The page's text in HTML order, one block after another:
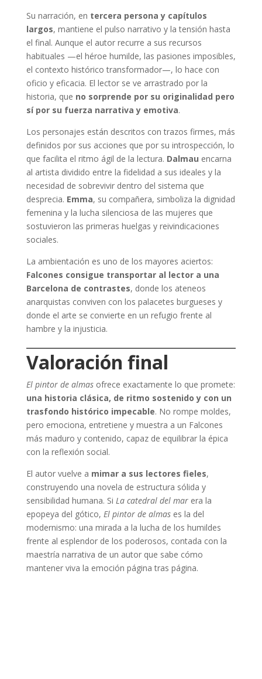
Su narración, en tercera persona y capítulos
largos, mantiene el pulso narrativo y la tensión hasta
el final. Aunque el autor recurre a sus recursos
habituales —el héroe humilde, las pasiones imposibles,
el contexto histórico transformador—, lo hace con
oficio y eficacia. El lector se ve arrastrado por la
historia, que no sorprende por su originalidad pero
sí por su fuerza narrativa y emotiva.
Los personajes están descritos con trazos firmes, más
definidos por sus acciones que por su introspección, lo
que facilita el ritmo ágil de la lectura. Dalmau encarna
al artista dividido entre la fidelidad a sus ideales y la
necesidad de sobrevivir dentro del sistema que
desprecia. Emma, su compañera, simboliza la dignidad
femenina y la lucha silenciosa de las mujeres que
sostuvieron las primeras huelgas y reivindicaciones
sociales.
La ambientación es uno de los mayores aciertos:
Falcones consigue transportar al lector a una
Barcelona de contrastes, donde los ateneos
anarquistas conviven con los palacetes burgueses y
donde el arte se convierte en un refugio frente al
hambre y la injusticia.
Valoración final
El pintor de almasofrece exactamente lo que promete:
una historia clásica, de ritmo sostenido y con un
trasfondo histórico impecable. No rompe moldes,
pero emociona, entretiene y muestra a un Falcones
más maduro y contenido, capaz de equilibrar la épica
con la reflexión social.
El autor vuelve a mimar a sus lectores fieles,
construyendo una novela de estructura sólida y
sensibilidad humana. Si La catedral del marera la
epopeya del gótico, El pintor de almases la del
modernismo: una mirada a la lucha de los humildes
frente al esplendor de los poderosos, contada con la
maestría narrativa de un autor que sabe cómo
mantener viva la emoción página tras página.